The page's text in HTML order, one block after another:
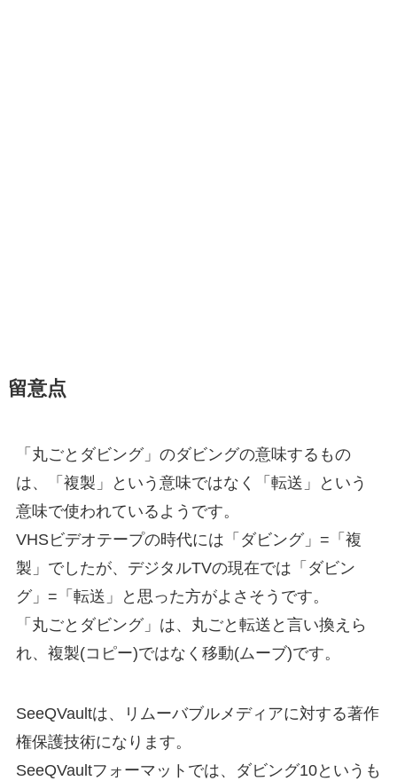
留意点
「丸ごとダビング」のダビングの意味するもの
は、「複製」という意味ではなく「転送」という
意味で使われているようです。
VHSビデオテープの時代には「ダビング」=「複
製」でしたが、デジタルTVの現在では「ダビン
グ」=「転送」と思った方がよさそうです。
「丸ごとダビング」は、丸ごと転送と言い換えら
れ、複製(コピー)ではなく移動(ムーブ)です。
SeeQVaultは、リムーバブルメディアに対する著作
権保護技術になります。
SeeQVaultフォーマットでは、ダビング10というも